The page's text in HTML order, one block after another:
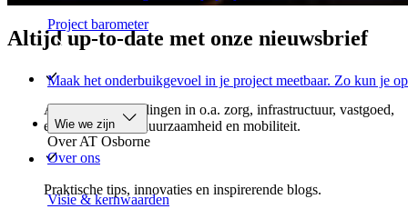
Project barometer
Maak het onderbuikgevoel in je project meetbaar. Zo kun je
Wie we zijn
Over AT Osborne
Over ons
Visie & kernwaarden
Altijd up-to-date met onze nieuwsbrief
Actuele ontwikkelingen in o.a. zorg, infrastructuur, vastgoed,
energie, bestuur, duurzaamheid en mobiliteit.
Praktische tips, innovaties en inspirerende blogs.